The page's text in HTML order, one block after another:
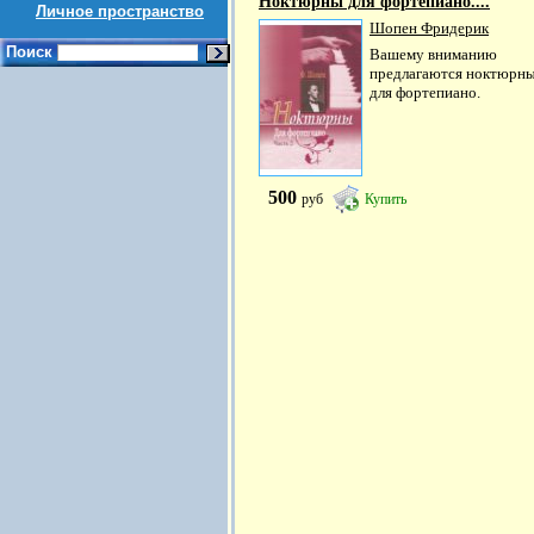
Личное пространство
Поиск
Шопен Фридерик
Вашему вниманию
предлагаются
для фортепиано.
500 руб Купить